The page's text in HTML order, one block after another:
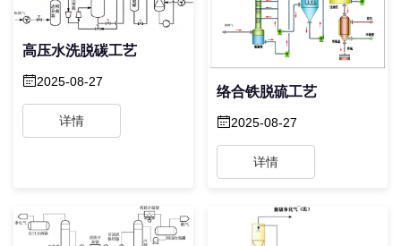
高压水洗脱碳工艺
2025-08-27
详情
络合铁脱硫工艺
2025-08-27
详情